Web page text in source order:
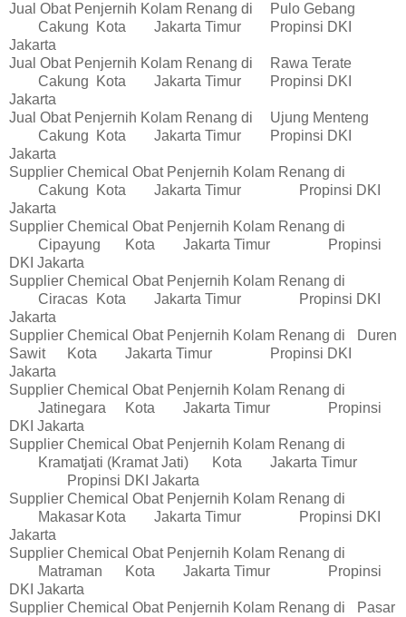
Jual Obat Penjernih Kolam Renang di
Pulo Gebang
Cakung
Kota Jakarta Timur
Propinsi DKI
Jakarta
Jual Obat Penjernih Kolam Renang di
Rawa Terate
Cakung
Kota Jakarta Timur
Propinsi DKI
Jakarta
Jual Obat Penjernih Kolam Renang di
Ujung Menteng
Cakung
Kota Jakarta Timur
Propinsi DKI
Jakarta
Supplier Chemical Obat Penjernih Kolam Renang di
Cakung
Kota Jakarta Timur
Propinsi DKI
Jakarta
Supplier Chemical Obat Penjernih Kolam Renang di
Cipayung
Kota Jakarta Timur
Propinsi
DKI Jakarta
Supplier Chemical Obat Penjernih Kolam Renang di
Ciracas
Kota Jakarta Timur
Propinsi DKI
Jakarta
Supplier Chemical Obat Penjernih Kolam Renang di
Duren
Sawit
Kota Jakarta Timur
Propinsi DKI
Jakarta
Supplier Chemical Obat Penjernih Kolam Renang di
Jatinegara
Kota Jakarta Timur
Propinsi
DKI Jakarta
Supplier Chemical Obat Penjernih Kolam Renang di
Kramatjati (Kramat Jati)
Kota
Jakarta Timur
Propinsi DKI Jakarta
Supplier Chemical Obat Penjernih Kolam Renang di
Makasar Kota Jakarta Timur
Propinsi DKI
Jakarta
Supplier Chemical Obat Penjernih Kolam Renang di
Matraman
Kota Jakarta Timur
Propinsi
DKI Jakarta
Supplier Chemical Obat Penjernih Kolam Renang di
Pasar